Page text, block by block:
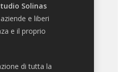
Solinas
e liberi
e il proprio
di tutta la